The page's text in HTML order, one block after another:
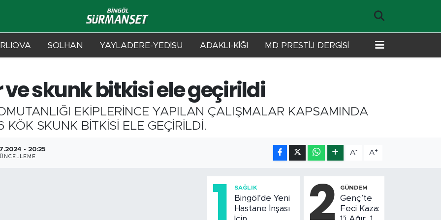
SOLHAN YAYLADERE-YEDİSU ADAKLI-KİĞI MD PRESTİJ DERGİSİ
ve skunk bitkisi ele geçirildi
EKİPLERİNCE YAPILAN ÇALIŞMALAR KAPSAMINDA
SKUNK BİTKİSİ ELE GEÇİRİLDİ.
- 20:25 A- A+
1 SAĞLIK
Bingöl’de Yeni
Hastane İnşası
2 GÜNDEM
Genç’te
Feci Kaza: